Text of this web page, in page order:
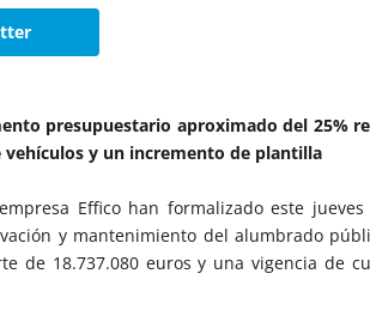
presupuestario aproximado del 25%
y un incremento de plantilla
Effico han formalizado este
y mantenimiento del alumbrado
de 18.737.080 euros y una vigencia de